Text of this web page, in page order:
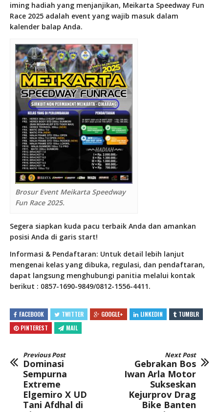
iming hadiah yang menjanjikan, Meikarta Speedway Fun
Race 2025 adalah event yang wajib masuk dalam
kalender balap Anda.
Brosur Event Meikarta Speedway
Fun Race 2025.
Segera siapkan kuda pacu terbaik Anda dan amankan
posisi Anda di garis start!
Informasi & Pendaftaran: Untuk detail lebih lanjut
mengenai kelas yang dibuka, regulasi, dan pendaftaran,
dapat langsung menghubungi panitia melalui kontak
berikut : 0857-1690-9849/0812-1556-4411.
FACEBOOK TWITTER GOOGLE+ LINKEDIN
TUMBLR
PINTEREST
MAIL
Previous Post
Dominasi
Sempurna
Extreme
Elgemiro X UD
Tani Afdhal di
Next Post
Gebrakan Bos
Iwan Arla Motor
Sukseskan
Kejurprov Drag
Bike Banten